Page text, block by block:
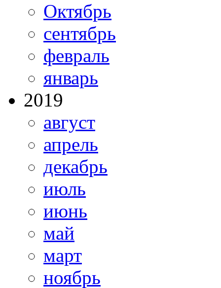
Октябрь
сентябрь
февраль
январь
2019
август
апрель
декабрь
июль
июнь
май
март
ноябрь